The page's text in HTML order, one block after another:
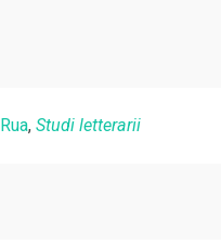
Rua,Studi letterarii